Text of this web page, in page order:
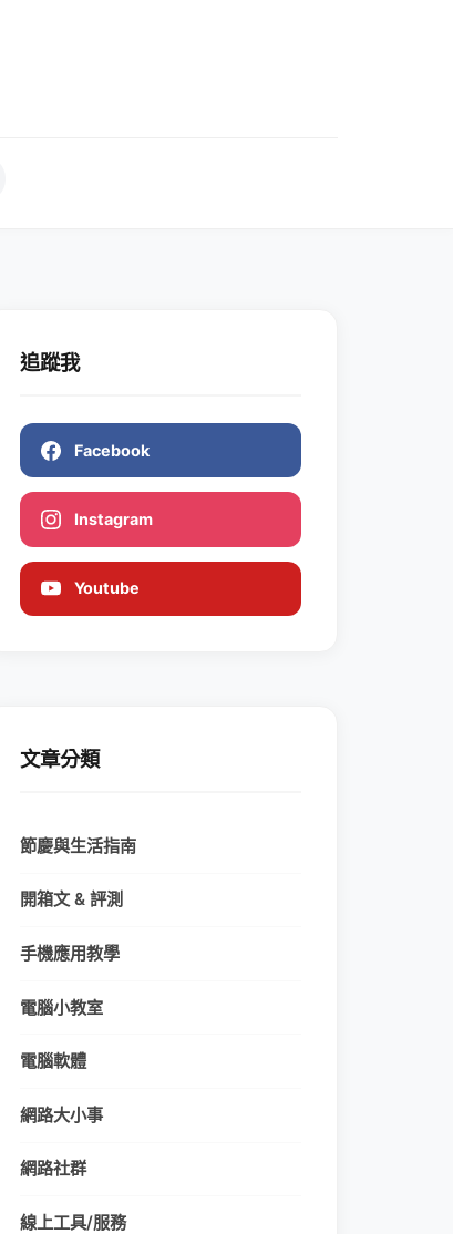
追蹤我
Facebook
Instagram
Youtube
文章分類
節慶與生活指南
開箱文 & 評測
手機應用教學
電腦小教室
電腦軟體
網路大小事
網路社群
線上工具/服務